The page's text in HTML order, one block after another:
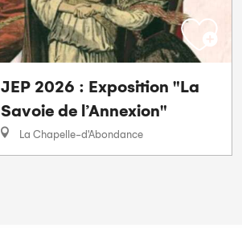
JEP 2026 : Exposition "La
Savoie de l’Annexion"
La Chapelle-d'Abondance